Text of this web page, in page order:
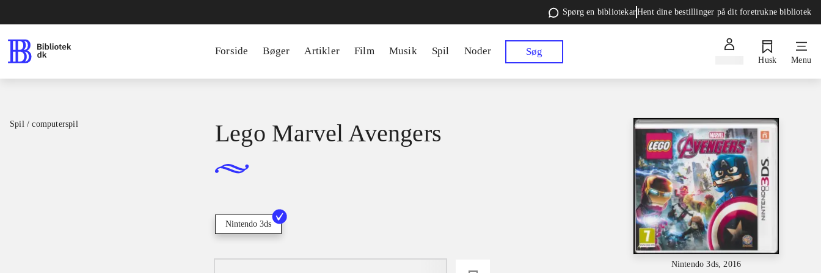
Spørg en bibliotekarHent dine bestillinger på dit foretrukne bibliotek
Forside Bøger Artikler Film Musik Spil Noder Søg
Husk Menu
Spil / computerspil
Nintendo 3ds, 2016
Lego Marvel Avengers
Nintendo 3ds